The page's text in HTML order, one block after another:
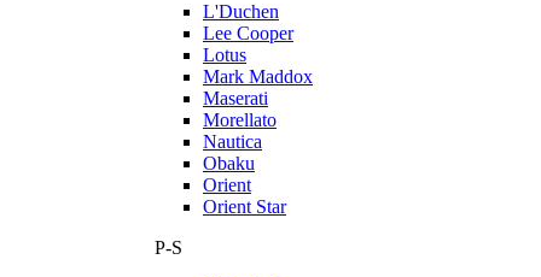
L'Duchen
Lee Cooper
Lotus
Mark Maddox
Maserati
Morellato
Nautica
Obaku
Orient
Orient Star
P-S